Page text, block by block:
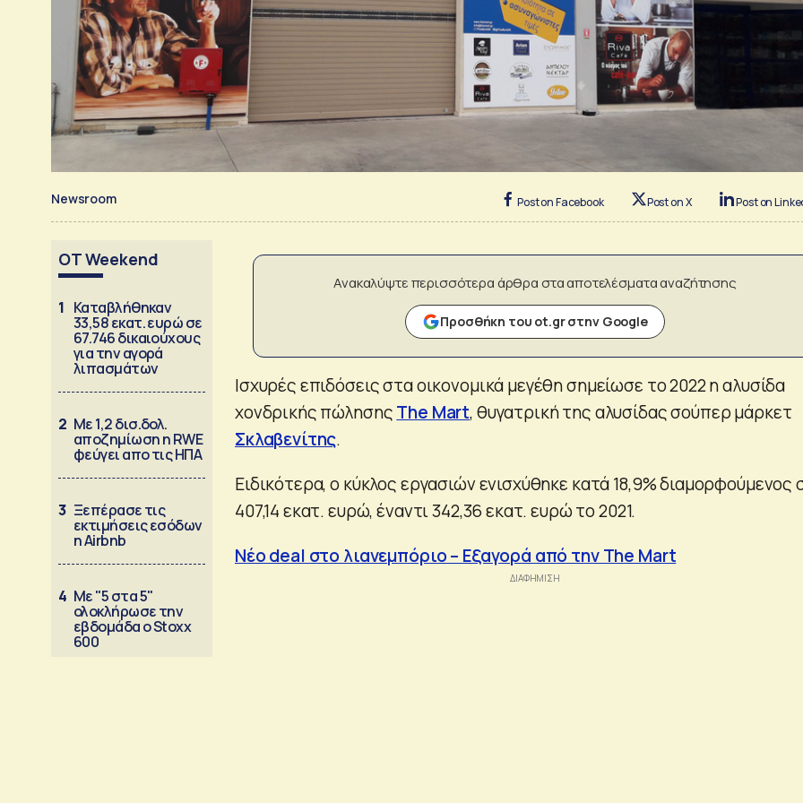
Newsroom Post on Facebook Post on X Post on
OT Weekend
1 Καταβλήθηκαν
33,58 εκατ. ευρώ σε
67.746 δικαιούχους
για την αγορά
λιπασμάτων
2 Με 1,2 δισ.δολ.
αποζημίωση η RWE
φεύγει απο τις ΗΠΑ
3 Ξεπέρασε τις
εκτιμήσεις εσόδων
η Airbnb
4 Με "5 στα 5"
ολοκλήρωσε την
εβδομάδα ο Stoxx
600
Ανακαλύψτε περισσότερα άρθρα στα αποτελέσματα αναζήτησης
Προσθήκη του ot.gr στην Google
Ισχυρές επιδόσεις στα οικονομικά μεγέθη σημείωσε το 2022 η αλυσίδα
χονδρικής πώλησηςThe Mart, θυγατρική της αλυσίδας σούπερ μάρκετ
Σκλαβενίτης.
Ειδικότερα, ο κύκλος εργασιών ενισχύθηκε κατά 18,9% διαμορφούμενος
407,14 εκατ. ευρώ, έναντι 342,36 εκατ. ευρώ το 2021.
Νέο deal στο λιανεμπόριο – Εξαγορά από την The Mart